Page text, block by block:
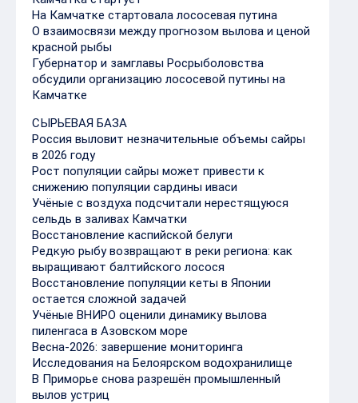
На Камчатке стартовала лососевая путина
О взаимосвязи между прогнозом вылова и ценой
красной рыбы
Губернатор и замглавы Росрыболовства
обсудили организацию лососевой путины на
Камчатке
СЫРЬЕВАЯ БАЗА
Россия выловит незначительные объемы сайры
в 2026 году
Рост популяции сайры может привести к
снижению популяции сардины иваси
Учёные с воздуха подсчитали нерестящуюся
сельдь в заливах Камчатки
Восстановление каспийской белуги
Редкую рыбу возвращают в реки региона: как
выращивают балтийского лосося
Восстановление популяции кеты в Японии
остается сложной задачей
Учёные ВНИРО оценили динамику вылова
пиленгаса в Азовском море
Весна-2026: завершение мониторинга
Исследования на Белоярском водохранилище
В Приморье снова разрешён промышленный
вылов устриц